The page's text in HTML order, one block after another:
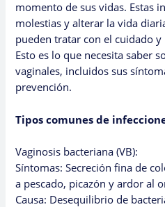
momento de sus vidas. Estas
molestias y alterar la vida
pueden tratar con el cuidado y
Esto es lo que necesita saber
vaginales, incluidos sus
prevención.
Tipos comunes de
Vaginosis bacteriana (VB):
Síntomas: Secreción fina de
a pescado, picazón y ardor al
Causa: Desequilibrio de